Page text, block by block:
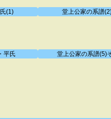
(1) 堂上公家の系譜
平氏 堂上公家の系譜(5)